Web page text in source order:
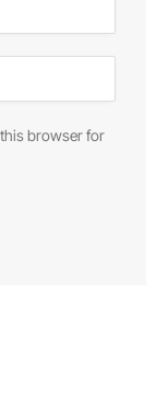
browser for